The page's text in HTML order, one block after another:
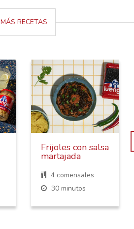
MÁS RECETAS
Frijoles con salsa
martajada
4 comensales
30 minutos